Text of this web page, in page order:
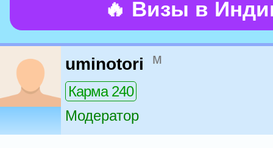
🔥 Визы в
uminotori м
Карма 240
Модератор